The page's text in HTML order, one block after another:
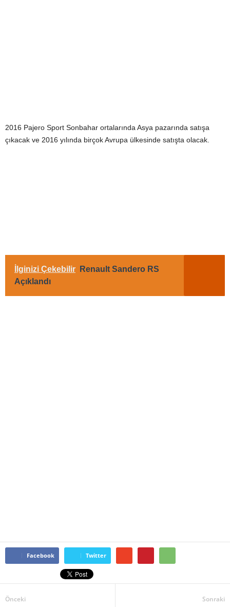
2016 Pajero Sport Sonbahar ortalarında Asya pazarında satışa
çıkacak ve 2016 yılında birçok Avrupa ülkesinde satışta olacak.
İlginizi Çekebilir
Renault Sandero RS
Açıklandı
Facebook Twitter
Önceki Sonraki